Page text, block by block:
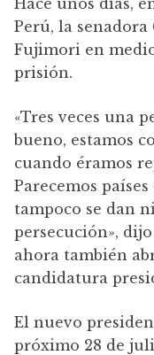
Perú, la senadora
Fujimori en
prisión.
«Tres veces una
bueno, estamos
cuando éramos
Parecemos
tampoco se dan
persecución»,
ahora también
candidatura
El nuevo
próximo 28 de